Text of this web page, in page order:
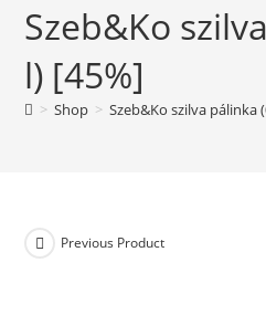
Szeb&Ko
l) [45%]
> Shop > Szeb&Ko szilva pálinka
Previous Product